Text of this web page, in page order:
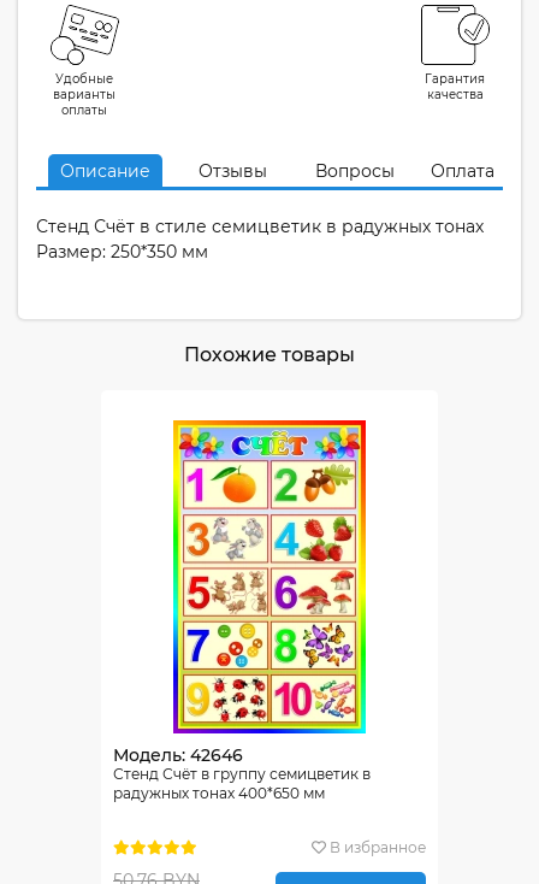
Удобные
варианты
оплаты
Гарантия
качества
Описание Отзывы Вопросы Оплата
Стенд Счёт в стиле семицветик в радужных тонах
Размер: 250*350 мм
Похожие товары
Модель: 42646
Стенд Счёт в группу семицветик в
радужных тонах 400*650 мм
В избранное